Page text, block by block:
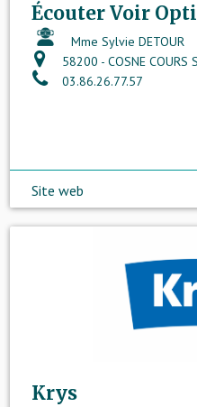
Écouter Voir
Mme Sylvie DETOUR
58200 - COSNE COURS
03.86.26.77.57
Site web
Krys